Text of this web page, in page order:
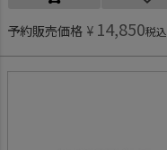
予約販売価格 ¥ 14,850税込